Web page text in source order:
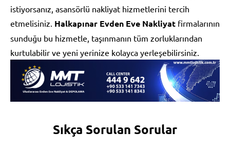
istiyorsanız, asansörlü nakliyat hizmetlerini tercih
etmelisiniz. Halkapınar Evden Eve Nakliyat firmalarının
sunduğu bu hizmetle, taşınmanın tüm zorluklarından
kurtulabilir ve yeni yerinize kolayca yerleşebilirsiniz.
Sıkça Sorulan Sorular